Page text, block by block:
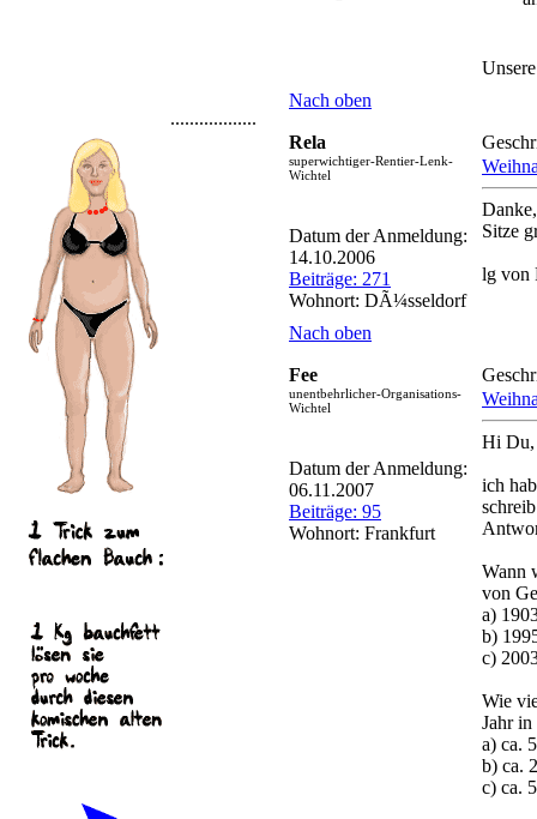
..................
Nach oben
Rela
superwichtiger-Rentier-Lenk-
Wichtel
Datum der Anmeldung:
14.10.2006
Beiträge: 271
Wohnort: DÃ¼sseldorf
Sitze
lg von
Nach oben
Fee
unentbehrlicher-Organisations-
Wichtel
Datum der Anmeldung:
06.11.2007
Beiträge: 95
Wohnort: Frankfurt
Hi Du,
ich
Wann
von
a)
b)
c)
Wie
Jahr
a) ca.
b) ca.
c) ca.